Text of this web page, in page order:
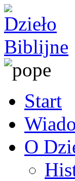
Start
O